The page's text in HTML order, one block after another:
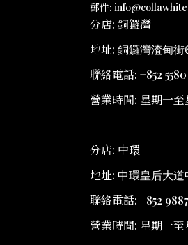
郵件:
分店: 銅鑼灣
地址: 銅鑼灣渣甸
聯絡電話: +852
營業時間: 星期一至
分店: 中環
地址: 中環皇后大
聯絡電話: +852
營業時間: 星期一至